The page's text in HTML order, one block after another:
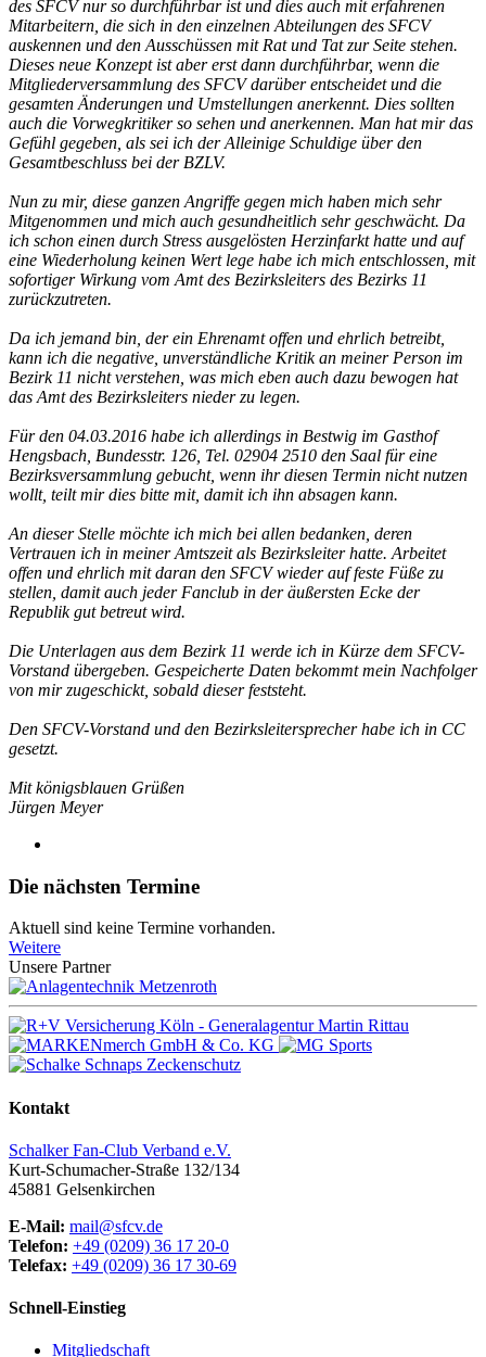
des SFCV nur so durchführbar ist und dies auch mit erfahrenen
Mitarbeitern, die sich in den einzelnen Abteilungen des SFCV
auskennen und den Ausschüssen mit Rat und Tat zur Seite stehen.
Dieses neue Konzept ist aber erst dann durchführbar, wenn die
Mitgliederversammlung des SFCV darüber entscheidet und die
gesamten Änderungen und Umstellungen anerkennt. Dies sollten
auch die Vorwegkritiker so sehen und anerkennen. Man hat mir das
Gefühl gegeben, als sei ich der Alleinige Schuldige über den
Gesamtbeschluss bei der BZLV.
Nun zu mir, diese ganzen Angriffe gegen mich haben mich sehr
Mitgenommen und mich auch gesundheitlich sehr geschwächt. Da
ich schon einen durch Stress ausgelösten Herzinfarkt hatte und auf
eine Wiederholung keinen Wert lege habe ich mich entschlossen, mit
sofortiger Wirkung vom Amt des Bezirksleiters des Bezirks 11
zurückzutreten.
Da ich jemand bin, der ein Ehrenamt offen und ehrlich betreibt,
kann ich die negative, unverständliche Kritik an meiner Person im
Bezirk 11 nicht verstehen, was mich eben auch dazu bewogen hat
das Amt des Bezirksleiters nieder zu legen.
Für den 04.03.2016 habe ich allerdings in Bestwig im Gasthof
Hengsbach, Bundesstr. 126, Tel. 02904 2510 den Saal für eine
Bezirksversammlung gebucht, wenn ihr diesen Termin nicht nutzen
wollt, teilt mir dies bitte mit, damit ich ihn absagen kann.
An dieser Stelle möchte ich mich bei allen bedanken, deren
Vertrauen ich in meiner Amtszeit als Bezirksleiter hatte. Arbeitet
offen und ehrlich mit daran den SFCV wieder auf feste Füße zu
stellen, damit auch jeder Fanclub in der äußersten Ecke der
Republik gut betreut wird.
Die Unterlagen aus dem Bezirk 11 werde ich in Kürze dem SFCV-
Vorstand übergeben. Gespeicherte Daten bekommt mein Nachfolger
von mir zugeschickt, sobald dieser feststeht.
Den SFCV-Vorstand und den Bezirksleitersprecher habe ich in CC
gesetzt.
Mit königsblauen Grüßen
Jürgen Meyer
Die nächsten Termine
Aktuell sind keine Termine vorhanden.
Weitere
Unsere Partner
Kontakt
Schalker Fan-Club Verband e.V.
Kurt-Schumacher-Straße 132/134
45881 Gelsenkirchen
E-Mail: mail@sfcv.de
Telefon: +49 (0209) 36 17 20-0
Telefax: +49 (0209) 36 17 30-69
Schnell-Einstieg
Mitgliedschaft